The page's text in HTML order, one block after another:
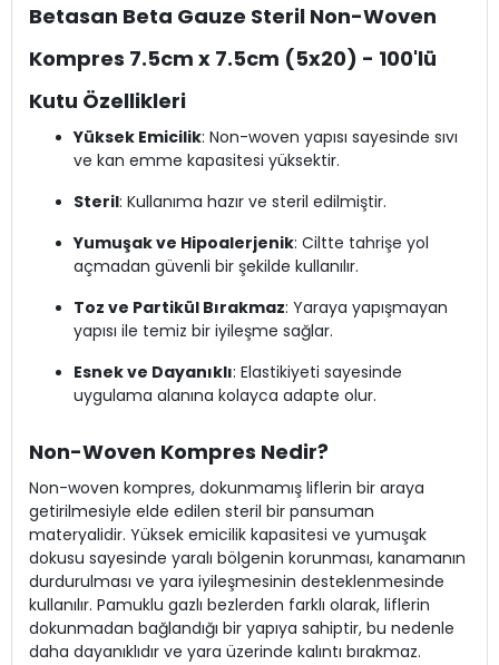
Betasan Beta Gauze Steril Non-Woven
Kompres 7.5cm x 7.5cm (5x20) - 100'lü
Kutu Özellikleri
Yüksek Emicilik: Non-woven yapısı sayesinde sıvı
ve kan emme kapasitesi yüksektir.
Steril: Kullanıma hazır ve steril edilmiştir.
Yumuşak ve Hipoalerjenik: Ciltte tahrişe yol
açmadan güvenli bir şekilde kullanılır.
Toz ve Partikül Bırakmaz: Yaraya yapışmayan
yapısı ile temiz bir iyileşme sağlar.
Esnek ve Dayanıklı: Elastikiyeti sayesinde
uygulama alanına kolayca adapte olur.
Non-Woven Kompres Nedir?
Non-woven kompres, dokunmamış liflerin bir araya
getirilmesiyle elde edilen steril bir pansuman
materyalidir. Yüksek emicilik kapasitesi ve yumuşak
dokusu sayesinde yaralı bölgenin korunması, kanamanın
durdurulması ve yara iyileşmesinin desteklenmesinde
kullanılır. Pamuklu gazlı bezlerden farklı olarak, liflerin
dokunmadan bağlandığı bir yapıya sahiptir, bu nedenle
daha dayanıklıdır ve yara üzerinde kalıntı bırakmaz.